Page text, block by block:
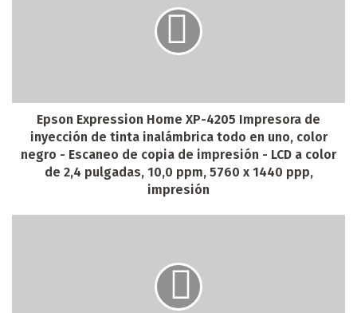
Epson Expression Home XP-4205 Impresora de
inyección de tinta inalámbrica todo en uno, color
negro - Escaneo de copia de impresión - LCD a color
de 2,4 pulgadas, 10,0 ppm, 5760 x 1440 ppp,
impresión